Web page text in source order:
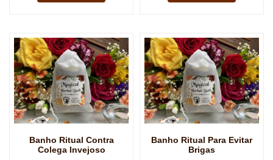
Banho Ritual Contra
Colega Invejoso
Banho Ritual Para Evitar
Brigas